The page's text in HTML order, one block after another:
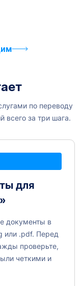
по переводу
всего за три шага.
для
»
документы в
или .pdf. Перед
проверьте,
четкими и